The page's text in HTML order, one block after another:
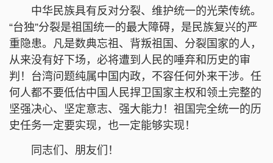
中华民族具有反对分裂、维护统一的光荣传统。
“台独”分裂是祖国统一的最大障碍，是民族复兴的严
重隐患。凡是数典忘祖、背叛祖国、分裂国家的人，
从来没有好下场，必将遭到人民的唾弃和历史的审
判！台湾问题纯属中国内政，不容任何外来干涉。任
何人都不要低估中国人民捍卫国家主权和领土完整的
坚强决心、坚定意志、强大能力！祖国完全统一的历
史任务一定要实现，也一定能够实现！
同志们、朋友们！